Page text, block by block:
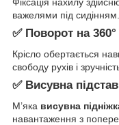
Фіксація нахилу
важелями під сидінням.
✅ Поворот на 360°
Крісло обертається
свободу рухів і
✅ Висувна
М’яка висувна
навантаження з